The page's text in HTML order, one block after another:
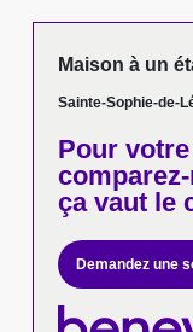
Maison à un
Sainte-Sophie-de-
Pour votre
ça vaut le
Demandez une